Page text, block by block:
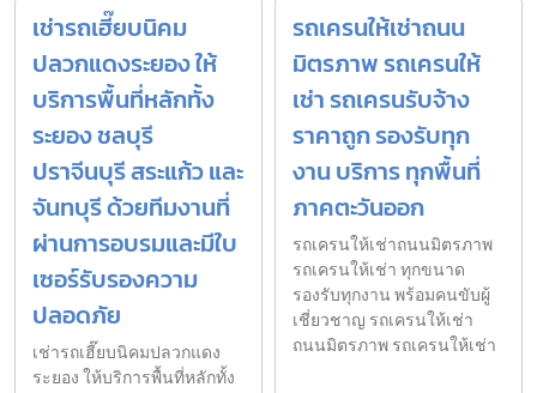
เช่ารถเฮี๊ยบนิคม
ปลวกแดงระยอง ให้
บริการพื้นที่หลักทั้ง
ระยอง ชลบุรี
ปราจีนบุรี สระแก้ว และ
จันทบุรี ด้วยทีมงานที่
ผ่านการอบรมและมีใบ
เซอร์รับรองความ
ปลอดภัย
เช่ารถเฮี๊ยบนิคมปลวกแดง
ระยอง ให้บริการพื้นที่หลักทั้ง
รถเครนให้เช่าถนน
มิตรภาพ รถเครนให้
เช่า รถเครนรับจ้าง
ราคาถูก รองรับทุก
งาน บริการ ทุกพื้นที่
ภาคตะวันออก
รถเครนให้เช่าถนนมิตรภาพ
รถเครนให้เช่า ทุกขนาด
รองรับทุกงาน พร้อมคนขับผู้
เชี่ยวชาญ รถเครนให้เช่า
ถนนมิตรภาพ รถเครนให้เช่า